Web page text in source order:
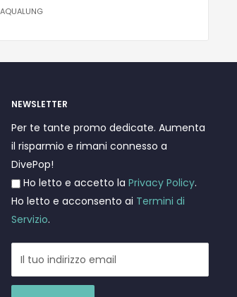
AQUALUNG
NEWSLETTER
Per te tante promo dedicate. Aumenta
il risparmio e rimani connesso a
DivePop!
Ho letto e accetto la Privacy Policy.
Ho letto e acconsento ai Termini di
Servizio.
Il tuo indirizzo email